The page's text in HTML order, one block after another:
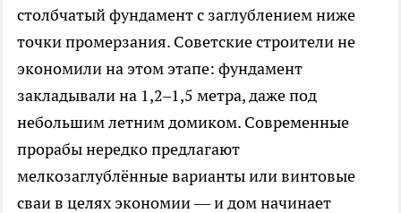
столбчатый фундамент с заглублением ниже
точки промерзания. Советские строители не
экономили на этом этапе: фундамент
закладывали на 1,2–1,5 метра, даже под
небольшим летним домиком. Современные
прорабы нередко предлагают
мелкозаглублённые варианты или винтовые
сваи в целях экономии — и дом начинает